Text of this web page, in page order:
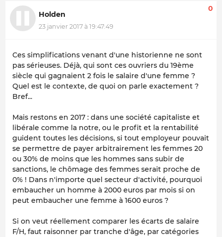
Holden
23 janvier 2017 à 19:47:49
0
Ces simplifications venant d'une historienne ne sont
pas sérieuses. Déjà, qui sont ces ouvriers du 19ème
siècle qui gagnaient 2 fois le salaire d'une femme ?
Quel est le contexte, de quoi on parle exactement ?
Bref...
Mais restons en 2017 : dans une société capitaliste et
libérale comme la notre, ou le profit et la rentabilité
guident toutes les décisions, si tout employeur pouvait
se permettre de payer arbitrairement les femmes 20
ou 30% de moins que les hommes sans subir de
sanctions, le chômage des femmes serait proche de
0% ! Dans n'importe quel secteur d'activité, pourquoi
embaucher un homme à 2000 euros par mois si on
peut embaucher une femme à 1600 euros ?
Si on veut réellement comparer les écarts de salaire
F/H, faut raisonner par tranche d'âge, par catégories